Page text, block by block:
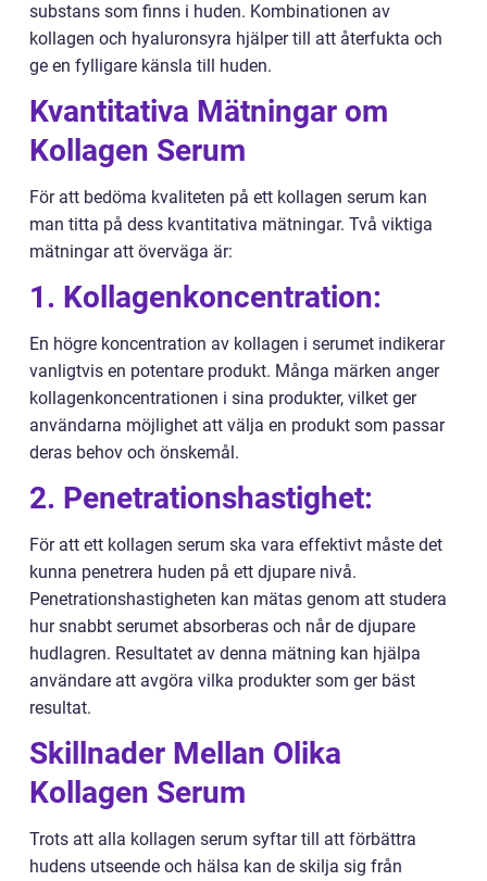
substans som finns i huden. Kombinationen av
kollagen och hyaluronsyra hjälper till att återfukta och
ge en fylligare känsla till huden.
Kvantitativa Mätningar om
Kollagen Serum
För att bedöma kvaliteten på ett kollagen serum kan
man titta på dess kvantitativa mätningar. Två viktiga
mätningar att överväga är:
1. Kollagenkoncentration:
En högre koncentration av kollagen i serumet indikerar
vanligtvis en potentare produkt. Många märken anger
kollagenkoncentrationen i sina produkter, vilket ger
användarna möjlighet att välja en produkt som passar
deras behov och önskemål.
2. Penetrationshastighet:
För att ett kollagen serum ska vara effektivt måste det
kunna penetrera huden på ett djupare nivå.
Penetrationshastigheten kan mätas genom att studera
hur snabbt serumet absorberas och når de djupare
hudlagren. Resultatet av denna mätning kan hjälpa
användare att avgöra vilka produkter som ger bäst
resultat.
Skillnader Mellan Olika
Kollagen Serum
Trots att alla kollagen serum syftar till att förbättra
hudens utseende och hälsa kan de skilja sig från